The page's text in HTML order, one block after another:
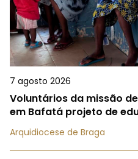
7 agosto 2026
Voluntários da missão
em Bafatá projeto de
Arquidiocese de Braga